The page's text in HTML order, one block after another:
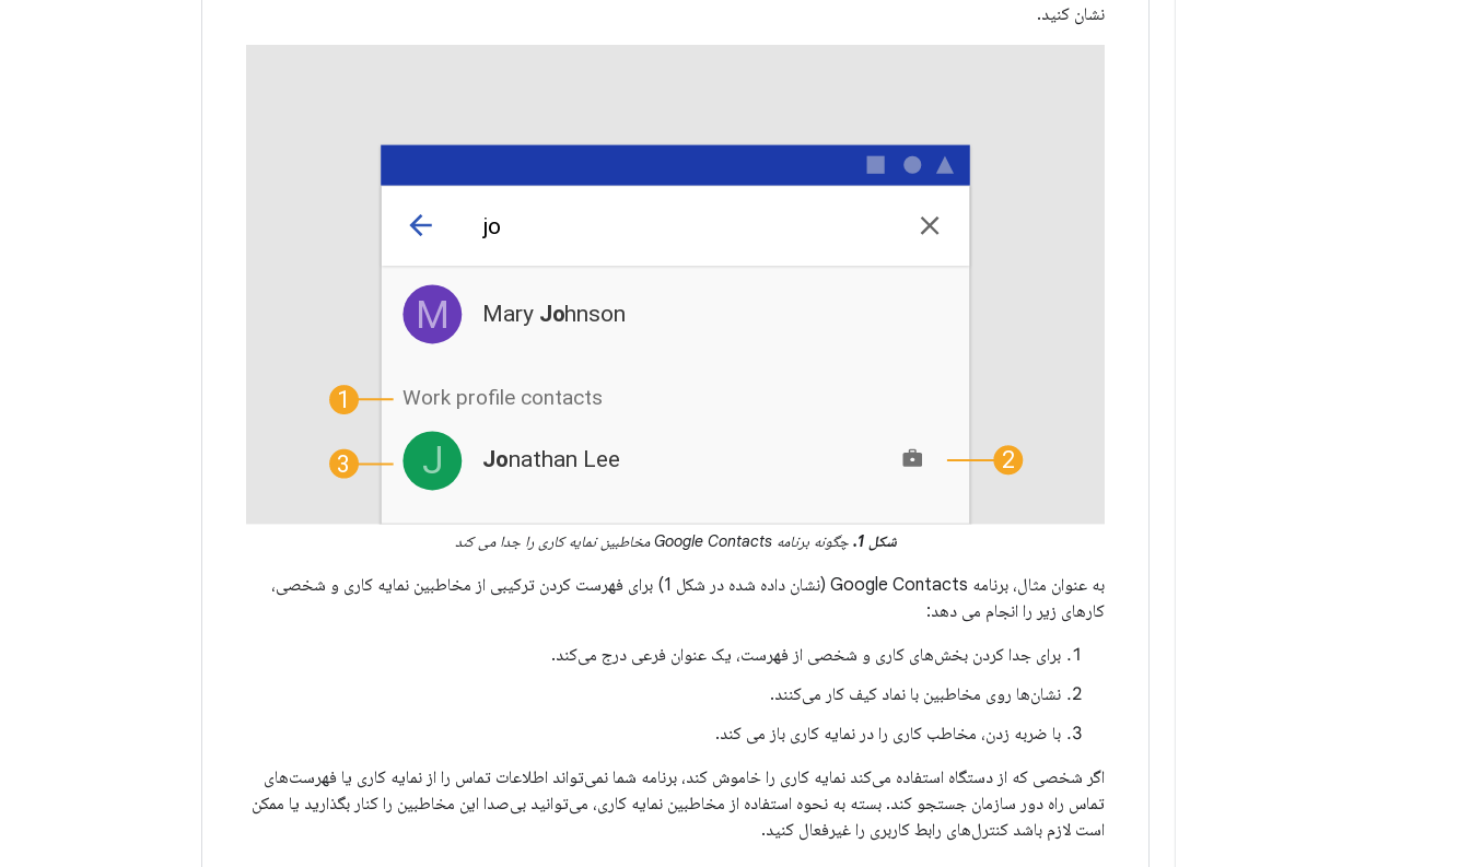
نشان کنید.
شکل 1. چگونه برنامه Google Contacts مخاطبین نمایه کاری را جدا می کند
به عنوان مثال، برنامه Google Contacts (نشان داده شده در شکل 1) برای فهرست کردن ترکیبی از مخاطبین نمایه کاری و شخصی،
کارهای زیر را انجام می دهد:
برای جدا کردن بخش‌های کاری و شخصی از فهرست، یک عنوان فرعی درج می‌کند.
نشان‌ها روی مخاطبین با نماد کیف کار می‌کنند.
با ضربه زدن، مخاطب کاری را در نمایه کاری باز می کند.
اگر شخصی که از دستگاه استفاده می‌کند نمایه کاری را خاموش کند، برنامه شما نمی‌تواند اطلاعات تماس را از نمایه کاری یا فهرست‌های
تماس راه دور سازمان جستجو کند. بسته به نحوه استفاده از مخاطبین نمایه کاری، می‌توانید بی‌صدا این مخاطبین را کنار بگذارید یا ممکن
است لازم باشد کنترل‌های رابط کاربری را غیرفعال کنید.